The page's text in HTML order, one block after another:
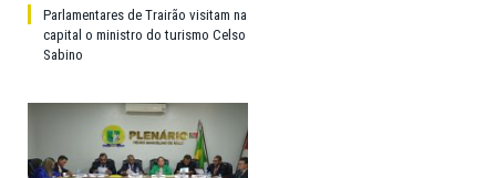
Parlamentares de Trairão visitam na
capital o ministro do turismo Celso
Sabino